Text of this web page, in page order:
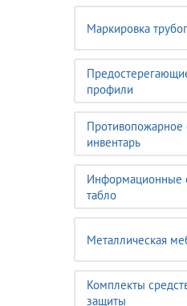
Маркировка
профили
Противопожарное
инвентарь
Информационные
табло
Металлическая
Комплекты
защиты